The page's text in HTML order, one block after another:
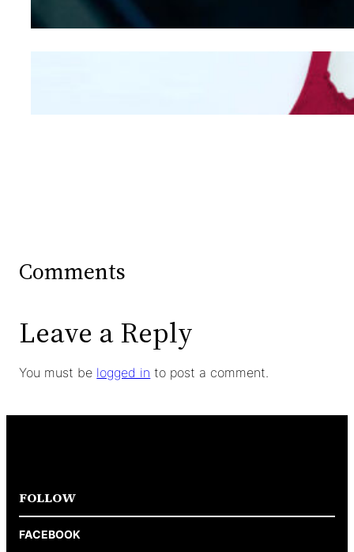
Mengintip Kepribadian
Wanita Dari Warna Bra
Comments
Leave a Reply
You must be logged in to post a comment.
FOLLOW
FACEBOOK